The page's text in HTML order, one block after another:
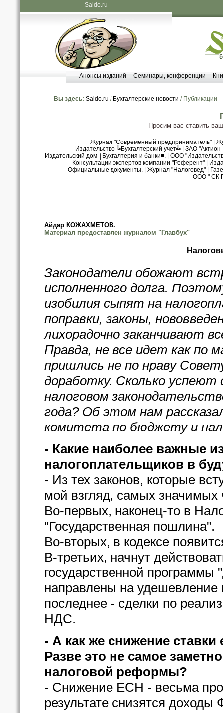
Saldo.ru
Анонсы изданий Семинары, конференции
Вы здесь: Saldo.ru / Бухгалтерские новости / Публикации
Просим вас ставить
Журнал "Современный предприниматель"|
Издательство ╚Бухгалтерский учет╩| ЗАО
Издательский дом ⌠Бухгалтерия и банки■.| ООО
Консультации экспертов компании "Референт"
Официальные документы.
Журнал "Налоговед"
ООО " СК
Айдар КОЖАХМЕТОВ.
Материал предоставлен журналом "Главбух"
Законодатели обожают
исполненного долга.
изобилия сыпят на
поправки, законы,
лихорадочно заканчивают
Правда, не все идет как по
пришлись не по нраву
доработку. Сколько успеют
налоговом
года? Об этом нам
комитета по бюджету и
- Какие наиболее важные
налогоплательщиков в
- Из тех законов, которые
мой взгляд, самых значимых
Во-первых, наконец-то в
"Государственная пошлина".
Во-вторых, в кодексе
В-третьих, начнут
государственной программы
направлены на удешевление
последнее - сделки по
НДС.
- А как же снижение
Разве это не самое
налоговой реформы?
- Снижение ЕСН - весьма
результате снизятся